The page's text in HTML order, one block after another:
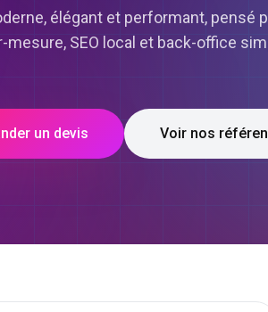
élégant et performant, pensé
mesure, SEO local et back-office
un devis Voir nos